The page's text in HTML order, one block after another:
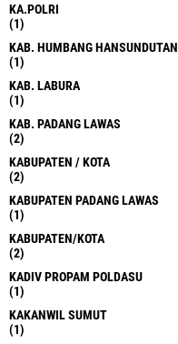
KA.POLRI
(1)
KAB. HUMBANG HANSUNDUTAN
(1)
KAB. LABURA
(1)
KAB. PADANG LAWAS
(2)
KABUPATEN / KOTA
(2)
KABUPATEN PADANG LAWAS
(1)
KABUPATEN/KOTA
(2)
KADIV PROPAM POLDASU
(1)
KAKANWIL SUMUT
(1)